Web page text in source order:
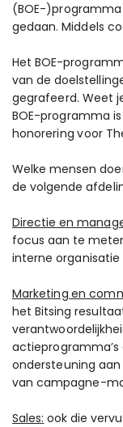
(BOE-)programma
gedaan. Middels
Het BOE-
van de
gegrafeerd. Weet
BOE-programma
honorering voor
Welke mensen
de volgende
Directie en
focus aan te
interne
Marketing en
het Bitsing
ondersteuning
van campagne-
Sales: ook die